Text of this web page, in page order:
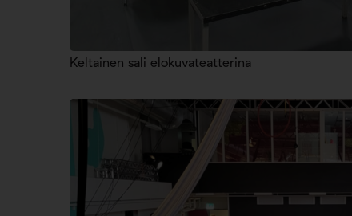
Keltainen sali elokuvateatterina